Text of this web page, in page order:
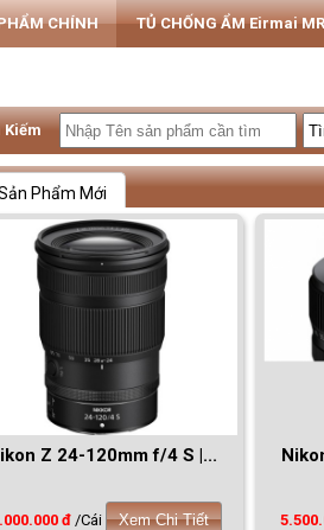
CHÍNH TỦ CHỐNG ẨM Eirmai
Kiếm
Phẩm Mới
Z 24-120mm f/4 S |...
đ /Cái Xem Chi Tiết